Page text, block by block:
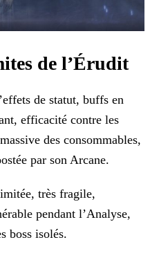
de l’Érudit
de statut, buffs en
efficacité contre les
des consommables,
par son Arcane.
très fragile,
pendant l’Analyse,
boss isolés.